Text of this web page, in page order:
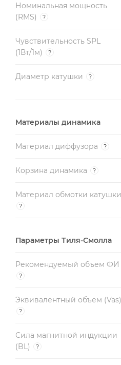
Номинальная мощность
(RMS)
?
Чувствительность SPL
(1Вт/1м)
?
Диаметр катушки ?
Материалы динамика
Материал диффузора ?
Корзина динамика ?
Материал обмотки катушки
?
Параметры Тиля-Смолла
Рекомендуемый объем ФИ
?
Эквивалентный объем (Vas)
?
Сила магнитной индукции
(BL)
?